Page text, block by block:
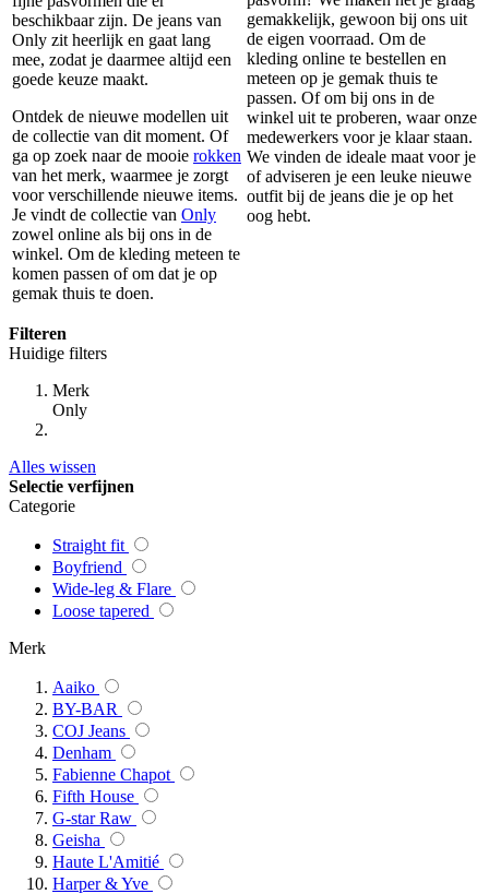
beschikbaar zijn. De jeans van
Only zit heerlijk en gaat lang
mee, zodat je daarmee altijd een
goede keuze maakt.
Ontdek de nieuwe modellen uit
de collectie van dit moment. Of
ga op zoek naar de mooie rokken
van het merk, waarmee je zorgt
voor verschillende nieuwe items.
Je vindt de collectie van Only
zowel online als bij ons in de
winkel. Om de kleding meteen te
komen passen of om dat je op
gemak thuis te doen.
gemakkelijk, gewoon bij ons uit
de eigen voorraad. Om de
kleding online te bestellen en
meteen op je gemak thuis te
passen. Of om bij ons in de
winkel uit te proberen, waar onze
medewerkers voor je klaar staan.
We vinden de ideale maat voor je
of adviseren je een leuke nieuwe
outfit bij de jeans die je op het
oog hebt.
Filteren
Huidige filters
Merk
Only
Alles wissen
Selectie verfijnen
Categorie
Straight fit
Boyfriend
Wide-leg & Flare
Loose tapered
Merk
Aaiko
BY-BAR
COJ Jeans
Denham
Fabienne Chapot
Fifth House
G-star Raw
Geisha
Haute L'Amitié
Harper & Yve